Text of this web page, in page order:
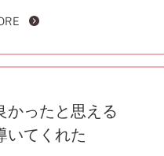
かったと思える
いてくれた